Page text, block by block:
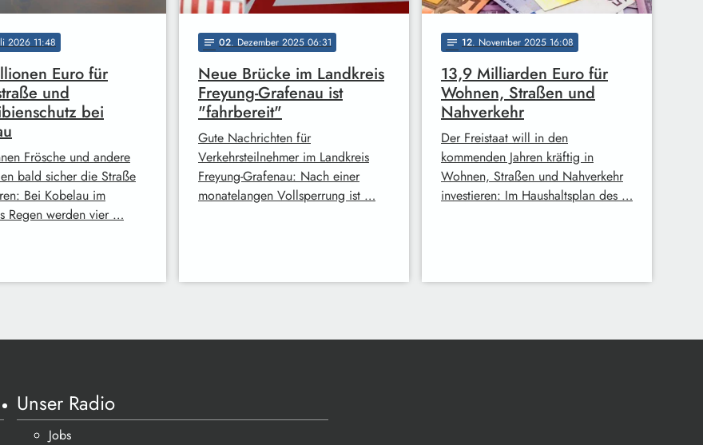
2026 11:48
Euro für
und
bei
Frösche und andere
bald sicher die Straße
Bei Kobelau im
Regen werden vier …
notes 02. Dezember 2025 06:31
Neue Brücke im Landkreis
Freyung-Grafenau ist
"fahrbereit"
Gute Nachrichten für
Verkehrsteilnehmer im Landkreis
Freyung-Grafenau: Nach einer
monatelangen Vollsperrung ist …
notes 12. November 2025 16:08
13,9 Milliarden Euro für
Wohnen, Straßen und
Nahverkehr
Der Freistaat will in den
kommenden Jahren kräftig in
Wohnen, Straßen und Nahverkehr
investieren: Im Haushaltsplan des …
Unser Radio
Jobs